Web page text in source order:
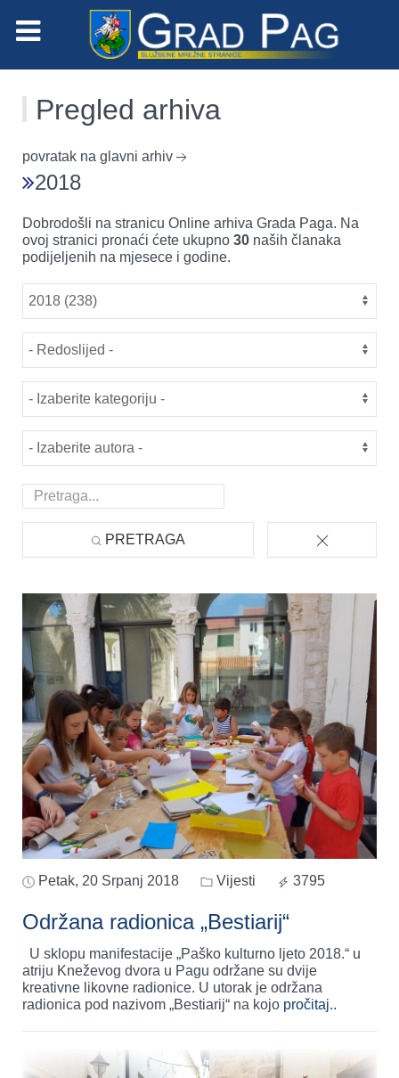
Pregled arhiva
povratak na glavni arhiv
2018
Dobrodošli na stranicu Online arhiva Grada Paga. Na
ovoj stranici pronaći ćete ukupno 30 naših članaka
podijeljenih na mjesece i godine.
PRETRAGA
Petak, 20 Srpanj 2018 Vijesti 3795
Održana radionica „Bestiarij“
atriju Kneževog dvora u Pagu održane su dvije
kreativne likovne radionice. U utorak je održana
radionica pod nazivom „Bestiarij“ na kojo pročitaj..